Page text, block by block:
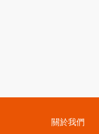
關於我們